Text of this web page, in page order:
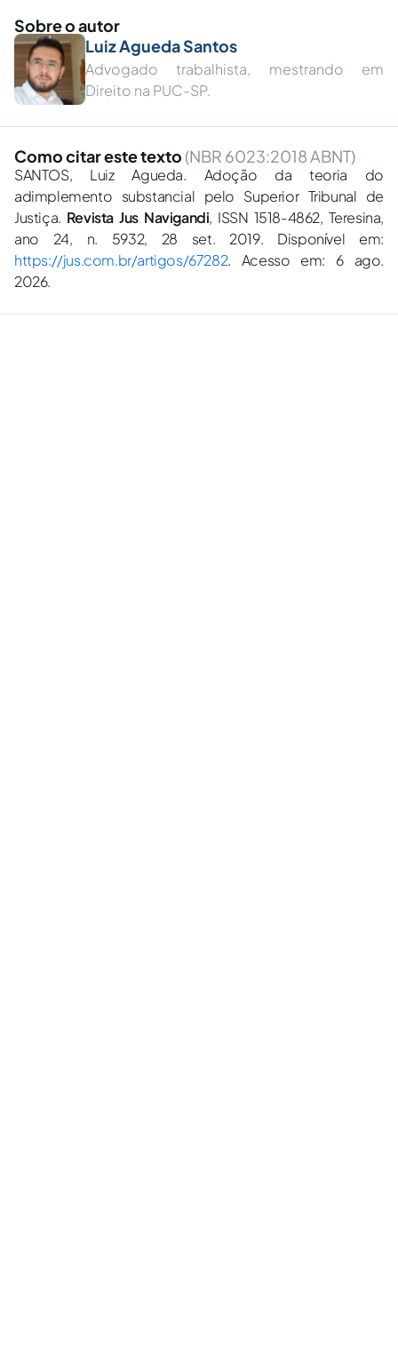
Sobre o autor
Luiz Agueda Santos
Advogado trabalhista, mestrando em
Direito na PUC-SP.
Como citar este texto (NBR 6023:2018 ABNT)
SANTOS, Luiz Agueda. Adoção da teoria do
adimplemento substancial pelo Superior Tribunal de
Justiça. Revista Jus Navigandi, ISSN 1518-4862, Teresina,
ano 24, n. 5932, 28 set. 2019. Disponível em:
https://jus.com.br/artigos/67282. Acesso em: 6 ago.
2026.